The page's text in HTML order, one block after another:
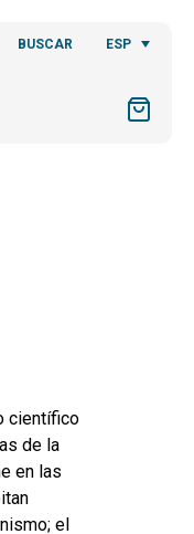
BUSCAR ESP
científico
de la
en las
el